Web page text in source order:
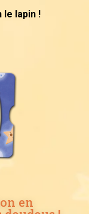
le lapin !
en